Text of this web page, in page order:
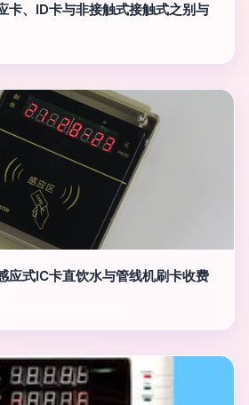
卡、ID卡与非接触式接触式之别与
应式IC卡直饮水与管线机刷卡收费